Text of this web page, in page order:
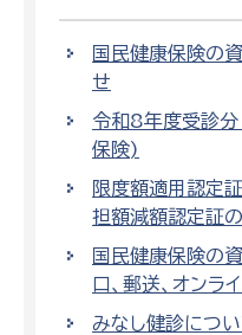
国民健康保険の
せ
令和8年度受診分
保険)
限度額適用認定
担額減額認定証
国民健康保険の
口、郵送、オンラ
みなし健診につ